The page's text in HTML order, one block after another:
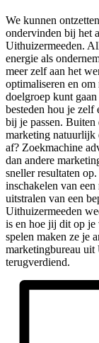
We kunnen
ondervinden bij het
Uithuizermeeden.
energie als
meer zelf aan het
optimaliseren en
doelgroep kunt
besteden hou je zelf
bij je passen.
marketing natuurlijk
af? Zoekmachine
dan andere
sneller resultaten
inschakelen van
uitstralen van een
Uithuizermeeden
is en hoe jij dit op je
spelen maken ze je
marketingbureau uit
terugverdiend.